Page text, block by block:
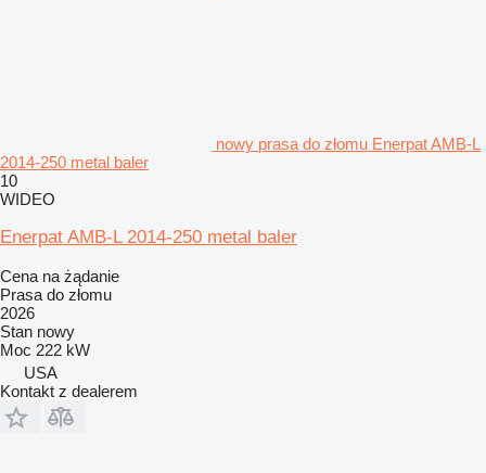
nowy prasa do złomu Enerpat AMB-L
2014-250 metal baler
10
WIDEO
Enerpat AMB-L 2014-250 metal baler
Cena na żądanie
Prasa do złomu
2026
Stan nowy
Moc 222 kW
USA
Kontakt z dealerem